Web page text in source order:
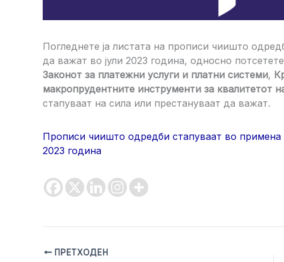
Погледнете ја листата на прописи чиишто
да важат во јули 2023 година, односно
Законот за платежни услуги и платни системи,
макропрудентните инструменти за квалитетот
стапуваат на сила или престануваат да важат.
Прописи чиишто одредби стапуваат во примена
2023 година
ПРЕТХОДЕН